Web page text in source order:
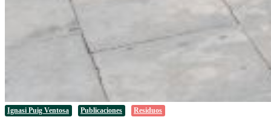
Ignasi Puig Ventosa Publicaciones Residuos